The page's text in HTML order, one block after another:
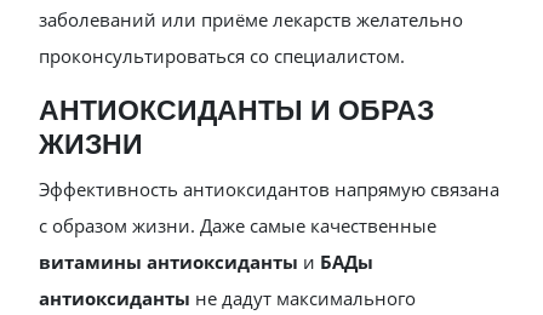
заболеваний или приёме лекарств желательно
проконсультироваться со специалистом.
АНТИОКСИДАНТЫ И ОБРАЗ
ЖИЗНИ
Эффективность антиоксидантов напрямую связана
с образом жизни. Даже самые качественные
витамины антиоксиданты и БАДы
антиоксиданты не дадут максимального